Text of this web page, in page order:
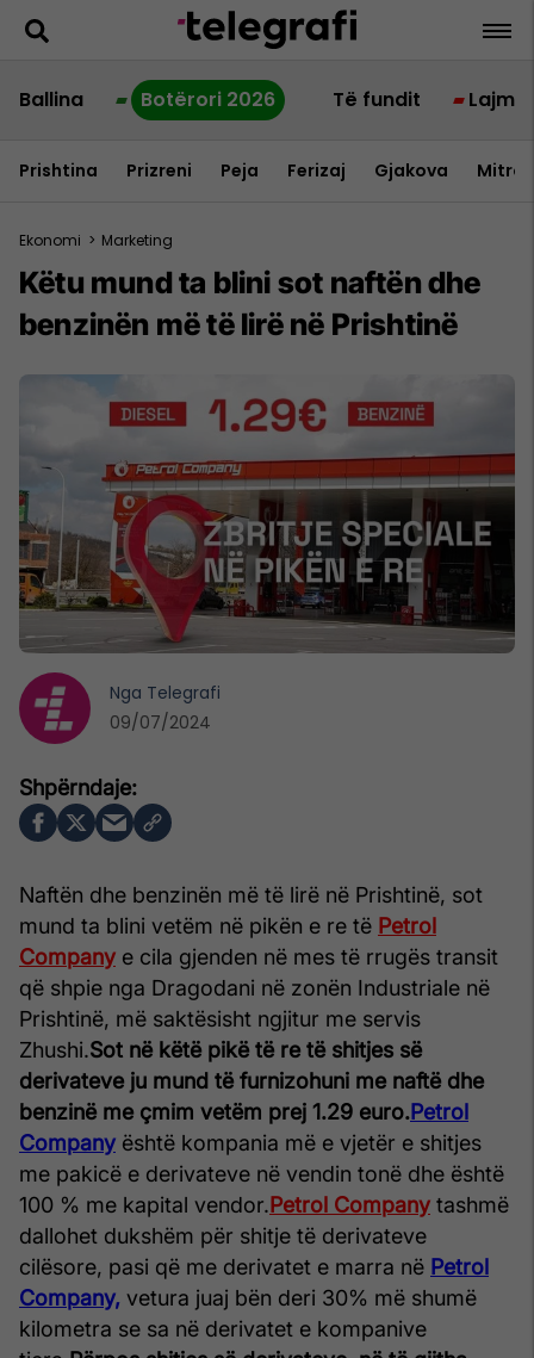
Ballina Botërori 2026 Të fundit Lajme
Prishtina Prizreni Peja Ferizaj Gjakova
Ekonomi > Marketing
Këtu mund ta blini sot naftën dhe
benzinën më të lirë në Prishtinë
Naftën dhe benzinën më të lirë në Prishtinë, sot
mund ta blini vetëm në pikën e re të Petrol
Company e cila gjenden në mes të rrugës transit
që shpie nga Dragodani në zonën Industriale në
Prishtinë, më saktësisht ngjitur me servis
Zhushi.Sot në këtë pikë të re të shitjes së
derivateve ju mund të furnizohuni me naftë dhe
benzinë me çmim vetëm prej 1.29 euro.Petrol
Company është kompania më e vjetër e shitjes
me pakicë e derivateve në vendin tonë dhe është
100 % me kapital vendor.Petrol Company tashmë
dallohet dukshëm për shitje të derivateve
cilësore, pasi që me derivatet e marra në Petrol
Company, vetura juaj bën deri 30% më shumë
kilometra se sa në derivatet e kompanive
Nga Telegrafi
09/07/2024